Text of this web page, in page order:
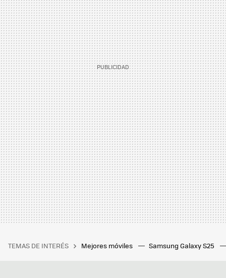
TEMAS DE INTERÉS Mejores móviles Samsung Galaxy S25